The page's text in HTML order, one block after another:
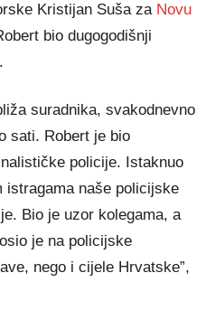
Kristijan Suša za Novu
bio dugogodišnji
suradnika, svakodnevno
sati. Robert je bio
policije. Istaknuo
naše policijske
Bio je uzor kolegama, a
je na policijske
nego i cijele Hrvatske”,